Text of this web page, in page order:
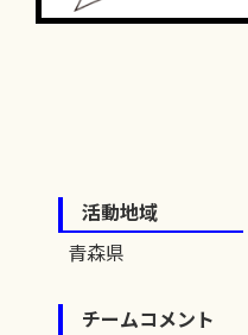
活動地域
青森県
チームコメント